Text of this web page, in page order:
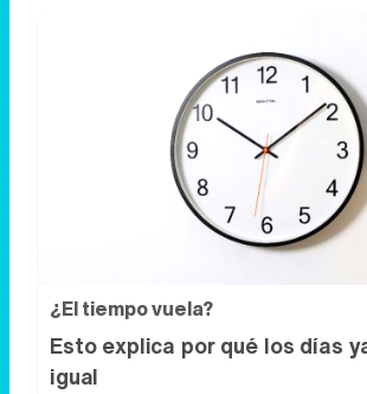
¿El tiempo vuela?
Esto explica por qué los días
igual